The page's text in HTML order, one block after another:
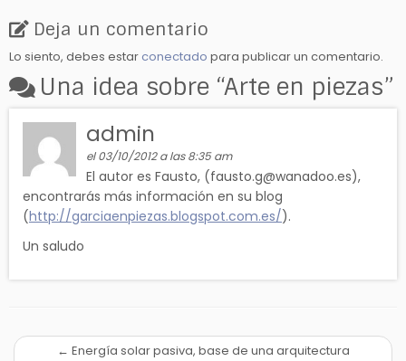
Deja un comentario
Lo siento, debes estar conectado para publicar un comentario.
Una idea sobre “Arte en piezas”
admin
el 03/10/2012 a las 8:35 am
El autor es Fausto, (fausto.g@wanadoo.es),
encontrarás más información en su blog
(http://garciaenpiezas.blogspot.com.es/).
Un saludo
← Energía solar pasiva, base de una arquitectura